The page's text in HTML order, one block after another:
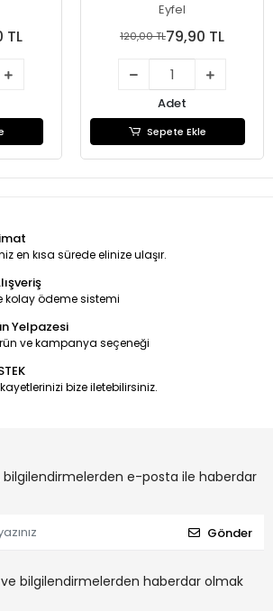
TL
Eyfel
120,00 TL79,90 TL
Adet
Sepete Ekle
en kısa sürede elinize ulaşır.
kolay ödeme sistemi
Yelpazesi
ve kampanya seçeneği
bize iletebilirsiniz.
bilgilendirmelerden e-posta ile haberdar
Gönder
bilgilendirmelerden haberdar olmak